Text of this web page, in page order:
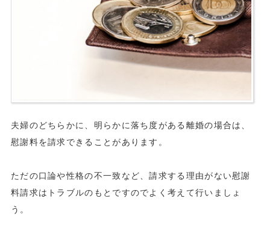
夫婦のどちらかに、明らかに落ち度がある離婚の場合は、
慰謝料を請求できることがあります。
ただの口論や性格の不一致など、請求する理由がない慰謝
料請求はトラブルのもとですのでよく考えて行いましょ
う。